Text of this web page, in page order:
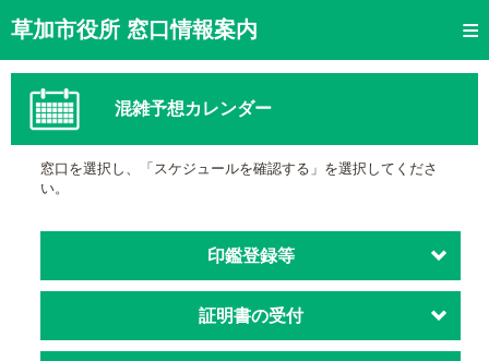
草加市役所 窓口情報案内
トップページ
窓口混雑状況
待ち状況確認
混雑予想カレンダー
窓口を選択し、「スケジュールを確認する」を選択してくださ
い。
印鑑登録等
証明書の受付